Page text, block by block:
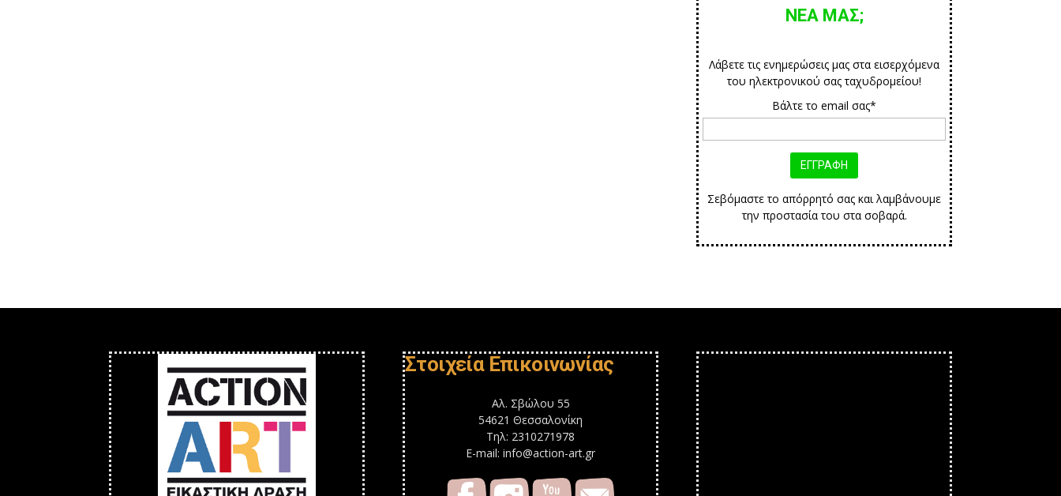
ΝΕΑ ΜΑΣ;
Λάβετε τις ενημερώσεις μας στα εισερχόμενα
του ηλεκτρονικού σας ταχυδρομείου!
Βάλτε το email σας*
Σεβόμαστε το απόρρητό σας και λαμβάνουμε
την προστασία του στα σοβαρά.
Στοιχεία Επικοινωνίας
Αλ. Σβώλου 55
54621 Θεσσαλονίκη
Τηλ: 2310271978
E-mail: info@action-art.gr